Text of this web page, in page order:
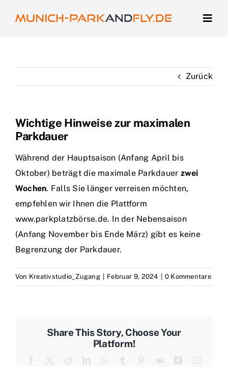
Inhalt
Login
Zurück
Wichtige Hinweise zur maximalen
Parkdauer
Während der Hauptsaison (Anfang April bis
Oktober) beträgt die maximale Parkdauer zwei
Wochen. Falls Sie länger verreisen möchten,
empfehlen wir Ihnen die Plattform
www.parkplatzbörse.de. In der Nebensaison
(Anfang November bis Ende März) gibt es keine
Begrenzung der Parkdauer.
Von Kreativstudio_Zugang | Februar 9, 2024 | 0 Kommentare
Share This Story, Choose Your
Platform!